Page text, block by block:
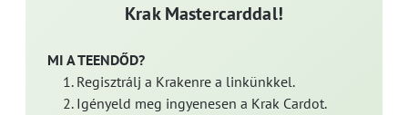
Krak Mastercarddal!
MI A TEENDŐD?
Regisztrálj a Krakenre a linkünkkel.
Igényeld meg ingyenesen a Krak Cardot.